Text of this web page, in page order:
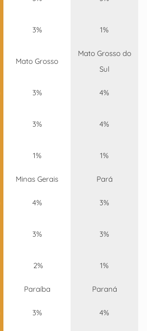
3% 1%
Mato Grosso
Mato Grosso do
Sul
3% 4%
3% 4%
1% 1%
Minas Gerais Pará
4% 3%
3% 3%
2% 1%
Paraíba Paraná
3% 4%